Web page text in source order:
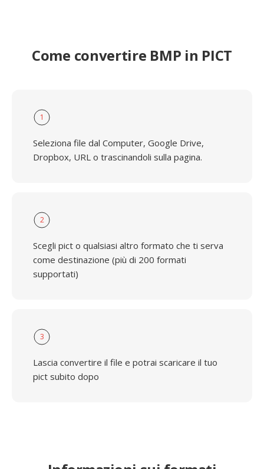
Come convertire BMP in PICT
1
Seleziona file dal Computer, Google Drive,
Dropbox, URL o trascinandoli sulla pagina.
2
Scegli pict o qualsiasi altro formato che ti serva
come destinazione (più di 200 formati
supportati)
3
Lascia convertire il file e potrai scaricare il tuo
pict subito dopo